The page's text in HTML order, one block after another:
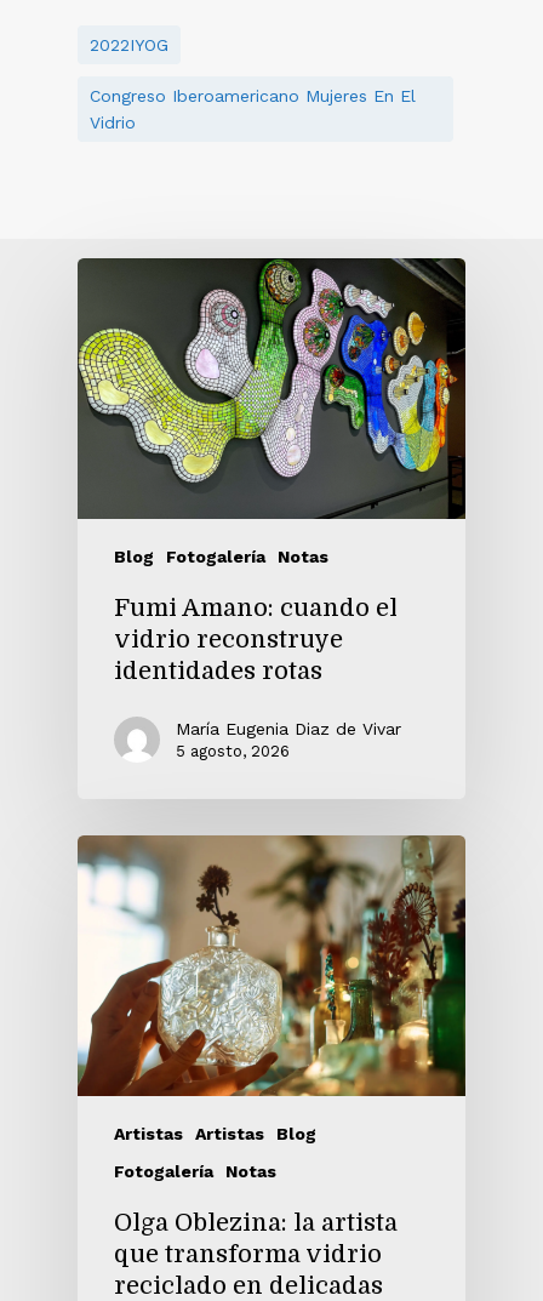
2022IYOG
Congreso Iberoamericano Mujeres En El
Vidrio
Blog Fotogalería Notas
Fumi Amano: cuando el
vidrio reconstruye
identidades rotas
María Eugenia Diaz de Vivar
5 agosto, 2026
Artistas Artistas
Blog
Fotogalería
Notas
Olga Oblezina: la artista
que transforma vidrio
reciclado en delicadas